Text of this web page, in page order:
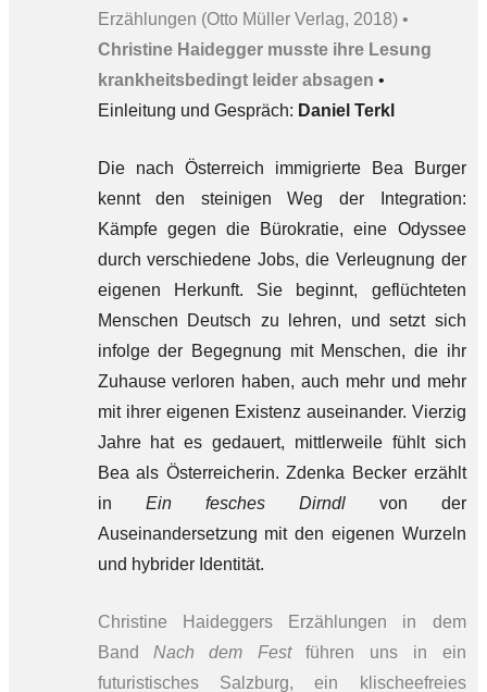
Erzählungen (Otto Müller Verlag, 2018) •
Christine Haidegger musste ihre Lesung
krankheitsbedingt leider absagen •
Einleitung und Gespräch: Daniel Terkl
Die nach Österreich immigrierte Bea Burger
kennt den steinigen Weg der Integration:
Kämpfe gegen die Bürokratie, eine Odyssee
durch verschiedene Jobs, die Verleugnung der
eigenen Herkunft. Sie beginnt, geflüchteten
Menschen Deutsch zu lehren, und setzt sich
infolge der Begegnung mit Menschen, die ihr
Zuhause verloren haben, auch mehr und mehr
mit ihrer eigenen Existenz auseinander. Vierzig
Jahre hat es gedauert, mittlerweile fühlt sich
Bea als Österreicherin. Zdenka Becker erzählt
in Ein fesches Dirndlvon der
Auseinandersetzung mit den eigenen Wurzeln
und hybrider Identität.
Christine Haideggers Erzählungen in dem
Band Nach dem Festführen uns in ein
futuristisches Salzburg, ein klischeefreies